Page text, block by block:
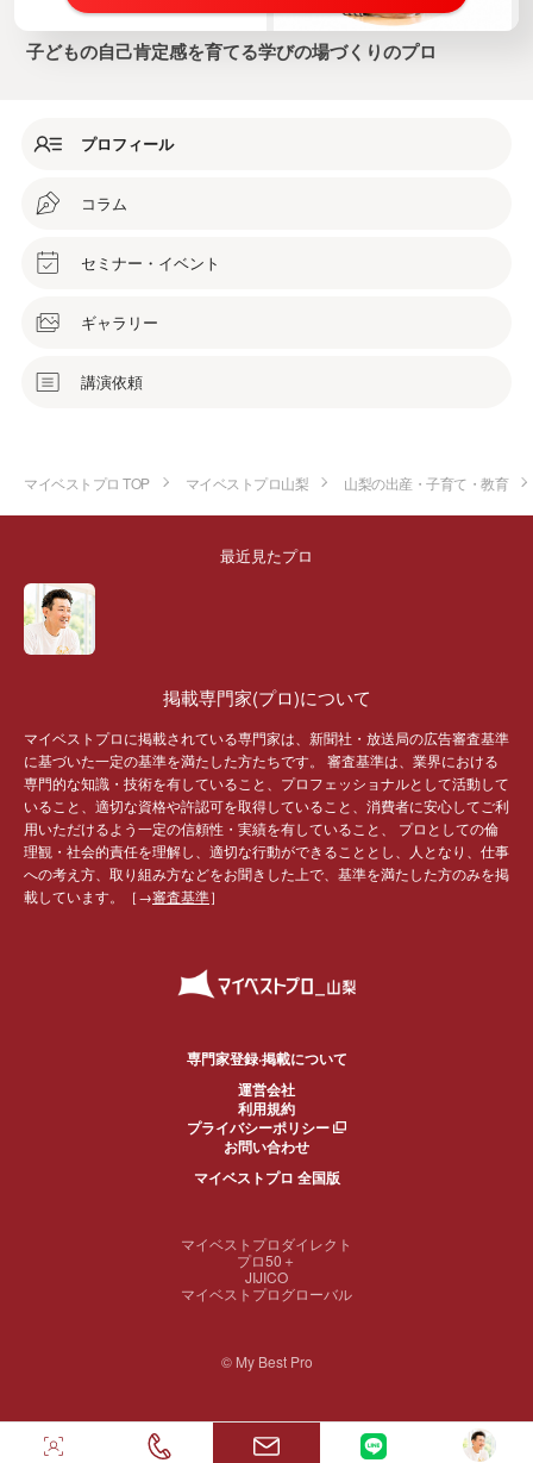
子どもの自己肯定感を育てる学びの場づくりのプロ
プロフィール
コラム
セミナー・イベント
ギャラリー
講演依頼
マイベストプロ TOP マイベストプロ山梨 山梨の出産・子育て・教育
最近見たプロ
掲載専門家(プロ)について
マイベストプロに掲載されている専門家は、新聞社・放送局の広告審査基準
に基づいた一定の基準を満たした方たちです。 審査基準は、業界における
専門的な知識・技術を有していること、プロフェッショナルとして活動して
いること、適切な資格や許認可を取得していること、消費者に安心してご利
用いただけるよう一定の信頼性・実績を有していること、 プロとしての倫
理観・社会的責任を理解し、適切な行動ができることとし、人となり、仕事
への考え方、取り組み方などをお聞きした上で、基準を満たした方のみを掲
載しています。［→審査基準］
専門家登録·掲載について
運営会社
利用規約
プライバシーポリシー
お問い合わせ
マイベストプロ 全国版
マイベストプロダイレクト
プロ50＋
JIJICO
マイベストプログローバル
© My Best Pro